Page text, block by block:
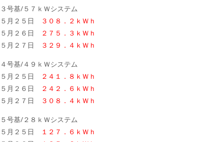
３号基/５７ｋＷシステム
５月２５日
３０８．２ｋＷｈ
５月２６日
２７５．３ｋＷｈ
５月２７日
３２９．４ｋＷｈ
４号基/４９ｋＷシステム
５月２５日
２４１．８ｋＷｈ
５月２６日
２４２．６ｋＷｈ
５月２７日
３０８．４ｋＷｈ
５号基/２８ｋＷシステム
５月２５日
１２７．６ｋＷｈ